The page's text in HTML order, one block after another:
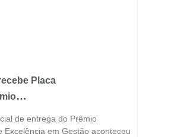
Placa
e
de entrega do Prêmio
Excelência em Gestão aconteceu